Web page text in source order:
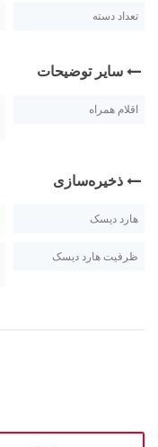
تعداد دسته
سایر توضیحات
اقلام همراه
ذخیره‌سازی
هارد دیسک
ظرفیت هارد دیسک